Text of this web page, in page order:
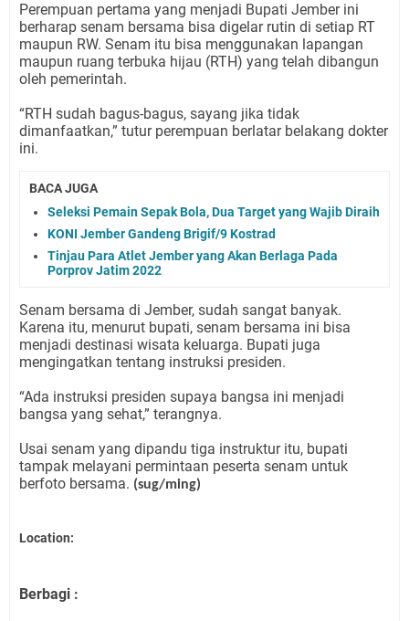
Perempuan pertama yang menjadi Bupati Jember ini
berharap senam bersama bisa digelar rutin di setiap RT
maupun RW. Senam itu bisa menggunakan lapangan
maupun ruang terbuka hijau (RTH) yang telah dibangun
oleh pemerintah.
“RTH sudah bagus-bagus, sayang jika tidak
dimanfaatkan,” tutur perempuan berlatar belakang dokter
ini.
BACA JUGA
Seleksi Pemain Sepak Bola, Dua Target yang Wajib Diraih
KONI Jember Gandeng Brigif/9 Kostrad
Tinjau Para Atlet Jember yang Akan Berlaga Pada
Porprov Jatim 2022
Senam bersama di Jember, sudah sangat banyak.
Karena itu, menurut bupati, senam bersama ini bisa
menjadi destinasi wisata keluarga. Bupati juga
mengingatkan tentang instruksi presiden.
“Ada instruksi presiden supaya bangsa ini menjadi
bangsa yang sehat,” terangnya.
Usai senam yang dipandu tiga instruktur itu, bupati
tampak melayani permintaan peserta senam untuk
berfoto bersama. (sug/ming)
Location:
Berbagi :